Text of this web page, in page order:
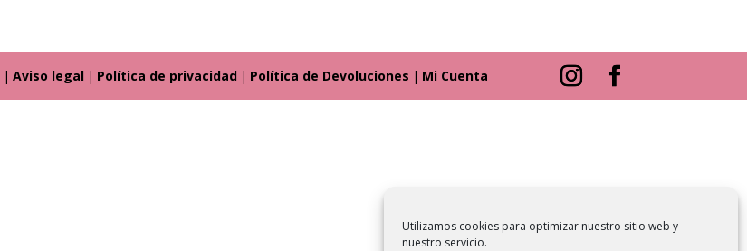
Utilizamos cookies para optimizar nuestro sitio web y
nuestro servicio.
| Aviso legal | Política de privacidad | Política de Devoluciones | Mi Cuenta